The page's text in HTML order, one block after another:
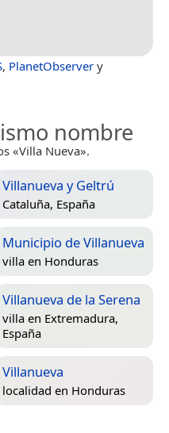
, PlanetObserver y
nombre
«Villa Nueva».
Villanueva y Geltrú
Cataluña, España
Municipio de Villanueva
villa en Honduras
Villanueva de la Serena
villa en Extremadura,
España
Villanueva
localidad en Honduras